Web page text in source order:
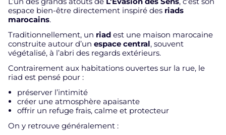
espace bien-être directement inspiré des riads
marocains.
Traditionnellement, un riad est une maison marocaine
construite autour d’un espace central, souvent
végétalisé, à l’abri des regards extérieurs.
Contrairement aux habitations ouvertes sur la rue, le
riad est pensé pour :
préserver l’intimité
créer une atmosphère apaisante
offrir un refuge frais, calme et protecteur
On y retrouve généralement :